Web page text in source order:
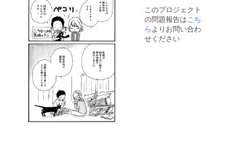
考欄に
必ずご
記入お
願いし
ます。
このプロジェクト
の問題報告はこち
らよりお問い合わ
せください